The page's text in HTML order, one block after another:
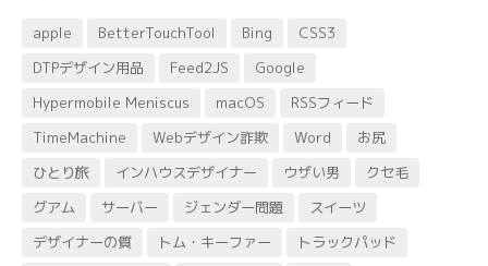
apple BetterTouchTool Bing
CSS3
DTPデザイン用品
Feed2JS
Google
Hypermobile Meniscus
macOS
RSSフィード
TimeMachine
Webデザイン詐欺 Word
お尻
ひとり旅
インハウスデザイナー ウザい男
クセ毛
グアム
サーバー ジェンダー問題
スイーツ
デザイナーの質
トム・キーファー
トラックパッド